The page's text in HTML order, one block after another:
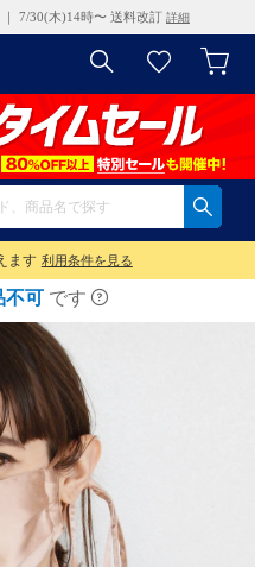
｜ 7/30(木)14時〜 送料改訂 詳細
ます 利用条件を見る
不可 です